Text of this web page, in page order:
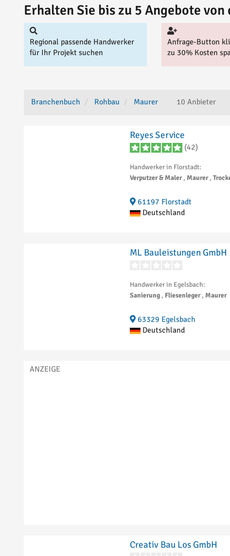
Erhalten Sie bis zu 5 Angebote
Regional passende Handwerker
für Ihr Projekt suchen
Anfrage-Button
zu 30% Kosten
Branchenbuch Rohbau Maurer 10 Anbieter
Reyes Service
(42)
Handwerker in Florstadt:
Verputzer & Maler , Maurer ,
61197 Florstadt
Deutschland
ML Bauleistungen GmbH
Handwerker in Egelsbach:
Sanierung , Fliesenleger , Maurer
63329 Egelsbach
Deutschland
Creativ Bau Los GmbH